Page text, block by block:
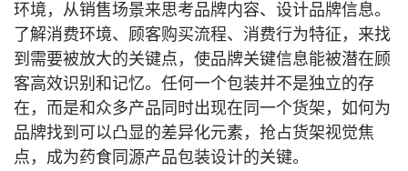
环境，从销售场景来思考品牌内容、设计品牌信息。
了解消费环境、顾客购买流程、消费行为特征，来找
到需要被放大的关键点，使品牌关键信息能被潜在顾
客高效识别和记忆。任何一个包装并不是独立的存
在，而是和众多产品同时出现在同一个货架，如何为
品牌找到可以凸显的差异化元素，抢占货架视觉焦
点，成为药食同源产品包装设计的关键。